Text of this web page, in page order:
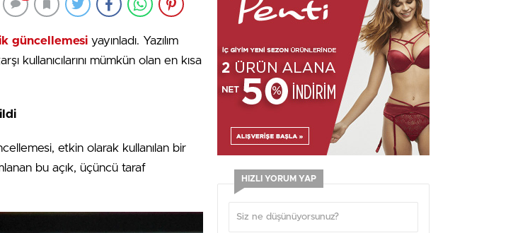
güncellemesi yayınladı. Yazılım
kullanıcılarını mümkün olan en kısa
etkin olarak kullanılan bir
bu açık, üçüncü taraf
HIZLI YORUM YAP